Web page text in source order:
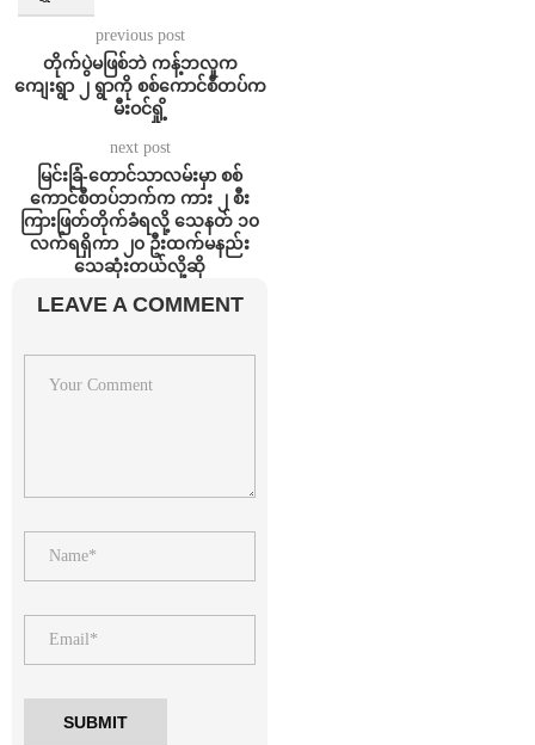
previous post
တိုက်ပွဲမဖြစ်ဘဲ ကန့်ဘလူက
ကျေးရွာ ၂ ရွာကို စစ်ကောင်စီတပ်က
မီးဝင်ရှို့
next post
မြင်းခြံ-တောင်သာလမ်းမှာ စစ်
ကောင်စီတပ်ဘက်က ကား ၂ စီး
ကြားဖြတ်တိုက်ခံရလို့ သေနတ် ၁၀
လက်ရရှိကာ ၂၀ ဦးထက်မနည်း
သေဆုံးတယ်လို့ဆို
LEAVE A COMMENT